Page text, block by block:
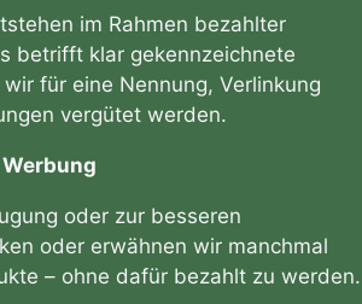
im Rahmen bezahlter
betrifft klar gekennzeichnete
für eine Nennung, Verlinkung
vergütet werden.
oder zur besseren
oder erwähnen wir manchmal
– ohne dafür bezahlt zu werden.